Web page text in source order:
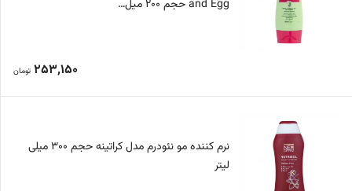
and Egg حجم 200 میل…
253,150 تومان
نرم کننده مو نئودرم مدل کراتینه حجم 300 میلی
لیتر